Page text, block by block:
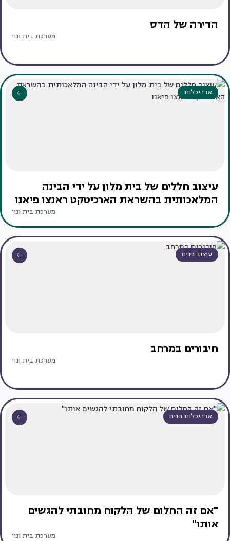
הדירה של הדס
מערכת בית ונוי
אדריכלות
עיצוב חללים של בית מלון על ידי הבינה
המלאכותית בהשראת הארכיטקט ראנצו פיאנו
מערכת בית ונוי
עיצוב פנים
חיבורים במרחב
מערכת בית ונוי
אדריכלות פנים
"אם זה החלום של הלקוח מחובתי להגשים
אותו"
מערכת בית ונוי